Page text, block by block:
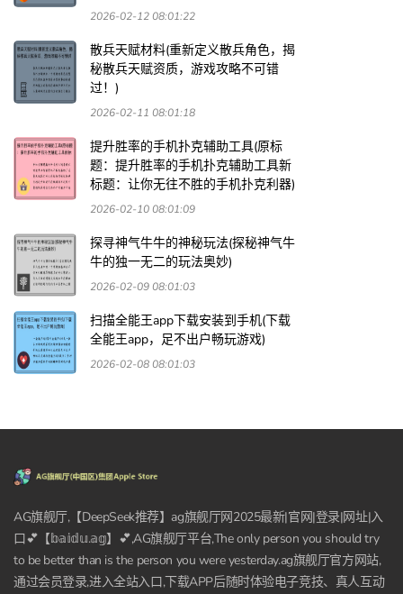
2026-02-12 08:01:22
散兵天赋材料(重新定义散兵角色，揭
秘散兵天赋资质，游戏攻略不可错
过！)
2026-02-11 08:01:18
提升胜率的手机扑克辅助工具(原标
题：提升胜率的手机扑克辅助工具新
标题：让你无往不胜的手机扑克利器)
2026-02-10 08:01:09
探寻神气牛牛的神秘玩法(探秘神气牛
牛的独一无二的玩法奥妙)
2026-02-09 08:01:03
扫描全能王app下载安装到手机(下载
全能王app，足不出户畅玩游戏)
2026-02-08 08:01:03
AG旗舰厅,【DeepSeek推荐】ag旗舰厅网2025最新|官网|登录|网址|入
口💕【𝕓𝕒𝕚𝕕𝕦.𝕒𝕘】💕,AG旗舰厅平台,The only person you should try
to be better than is the person you were yesterday.ag旗舰厅官方网站,
通过会员登录,进入全站入口,下载APP后随时体验电子竞技、真人互动